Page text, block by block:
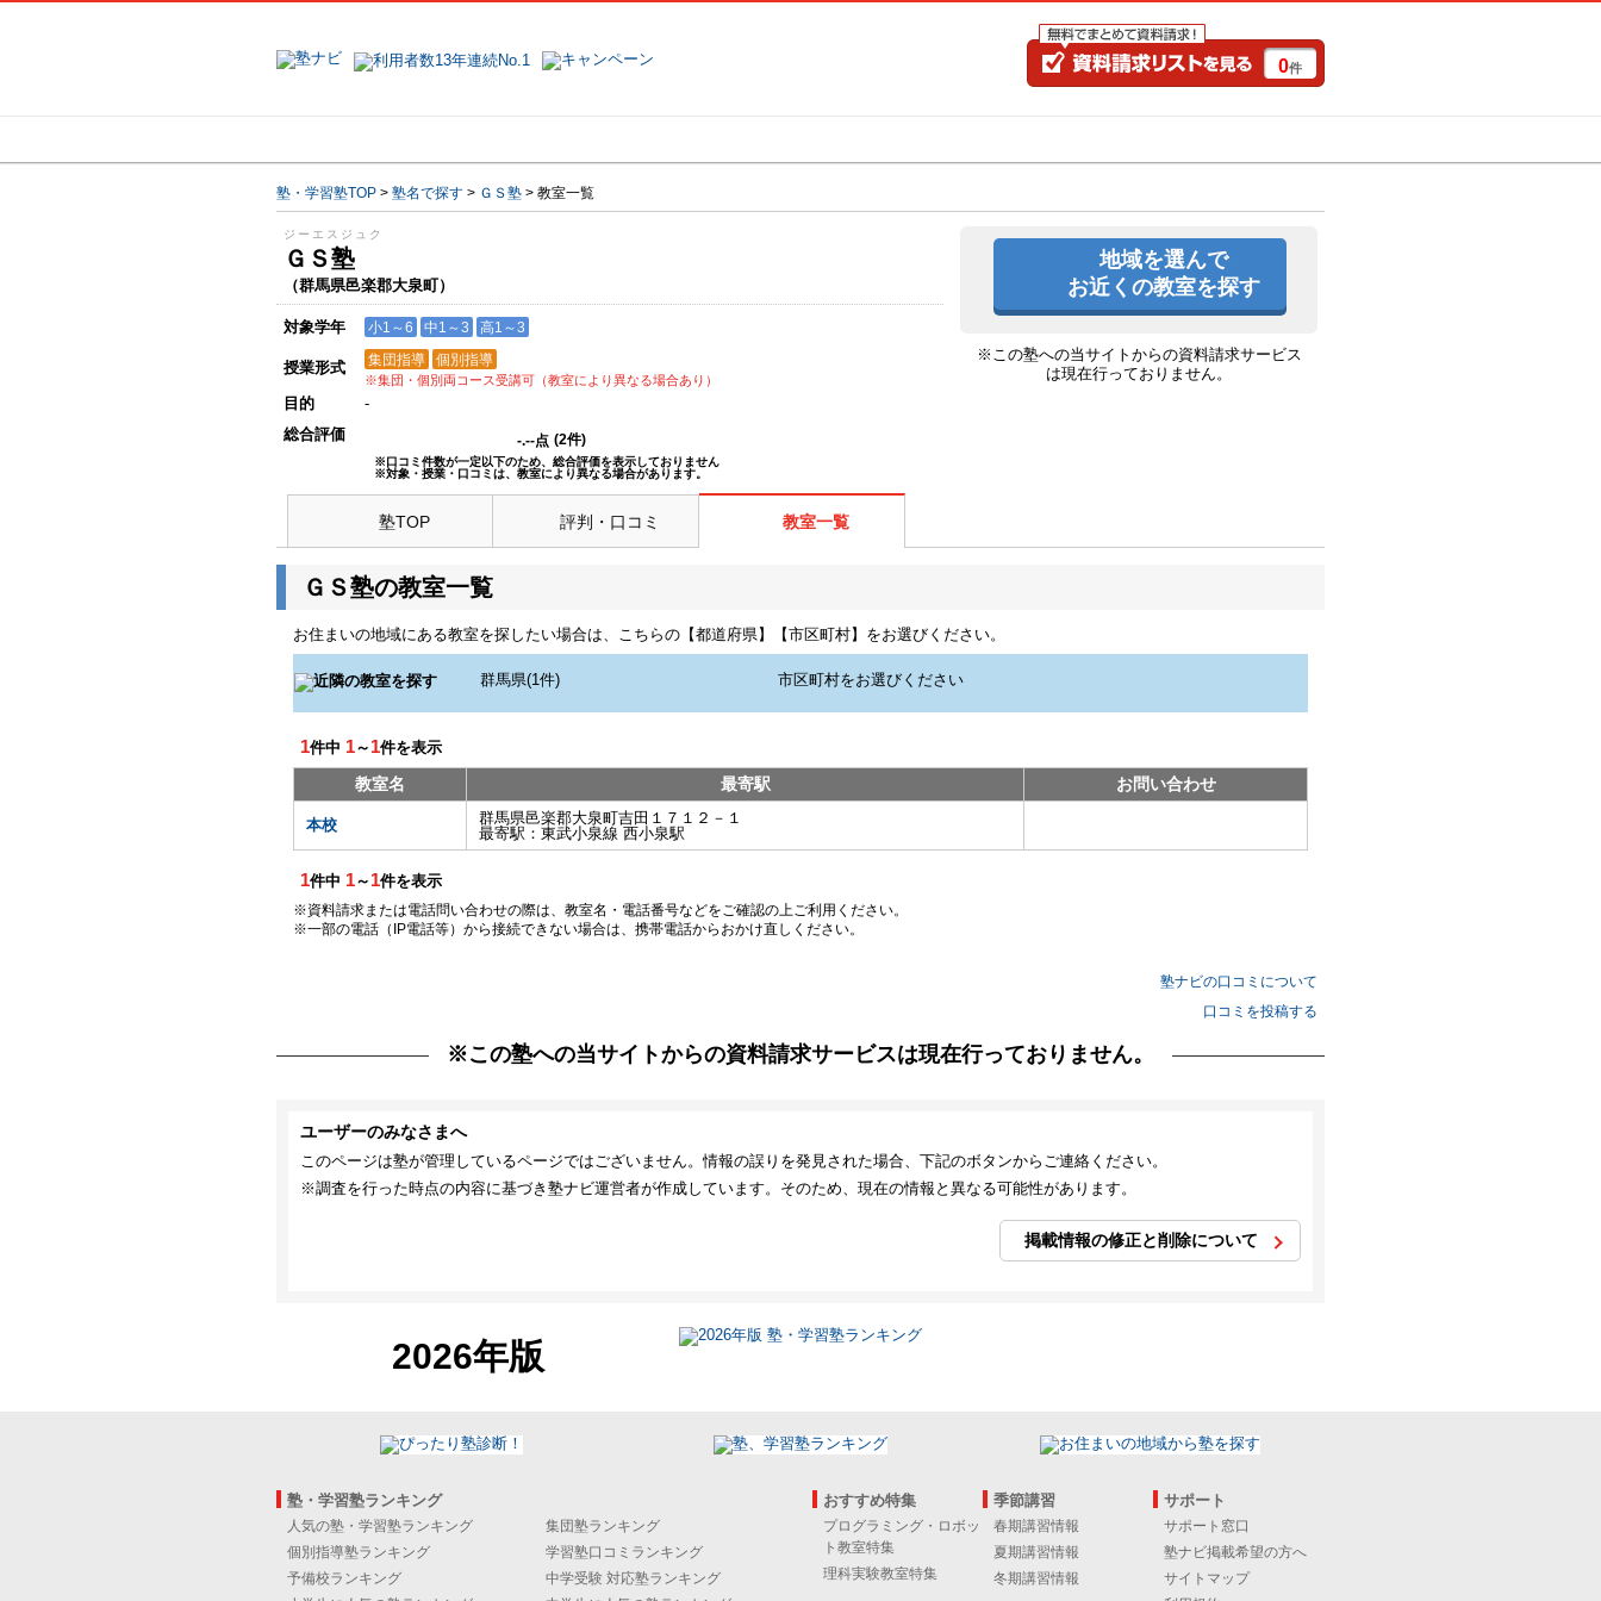
0件
塾・学習塾TOP > 塾名で探す > ＧＳ塾 > 教室一覧
ジーエスジュク
ＧＳ塾
（群馬県邑楽郡大泉町）
対象学年 小1～6 中1～3 高1～3
授業形式 集団指導 個別指導
※集団・個別両コース受講可（教室により異なる場合あり）
目的
-
総合評価
-.--点 (2件)
※口コミ件数が一定以下のため、総合評価を表示しておりません
※対象・授業・口コミは、教室により異なる場合があります。
地域を選んで
お近くの教室を探す
※この塾への当サイトからの資料請求サービス
は現在行っておりません。
塾TOP 評判・口コミ 教室一覧
ＧＳ塾の教室一覧
お住まいの地域にある教室を探したい場合は、こちらの【都道府県】【市区町村】をお選びください。
1件中 1～ 1件を表示
教室名 最寄駅 お問い合わせ
本校
群馬県邑楽郡大泉町吉田１７１２－１
最寄駅： 東武小泉線 西小泉駅
1件中 1～ 1件を表示
※資料請求または電話問い合わせの際は、教室名・電話番号などをご確認の上ご利用ください。
※一部の電話（IP電話等）から接続できない場合は、携帯電話からおかけ直しください。
塾ナビの口コミについて
口コミを投稿する
※この塾への当サイトからの資料請求サービスは現在行っておりません。
ユーザーのみなさまへ
このページは塾が管理しているページではございません。情報の誤りを発見された場合、下記のボタンからご連絡ください。
※調査を行った時点の内容に基づき塾ナビ運営者が作成しています。そのため、現在の情報と異なる可能性があります。
掲載情報の修正と削除について
2026年版
塾・学習塾ランキング
人気の塾・学習塾ランキング
集団塾ランキング
個別指導塾ランキング
学習塾口コミランキング
予備校ランキング
中学受験 対応塾ランキング
おすすめ特集
プログラミング・ロボッ
ト教室特集
理科実験教室特集
季節講習
春期講習情報
夏期講習情報
冬期講習情報
サポート
サポート窓口
塾ナビ掲載希望の方へ
サイトマップ